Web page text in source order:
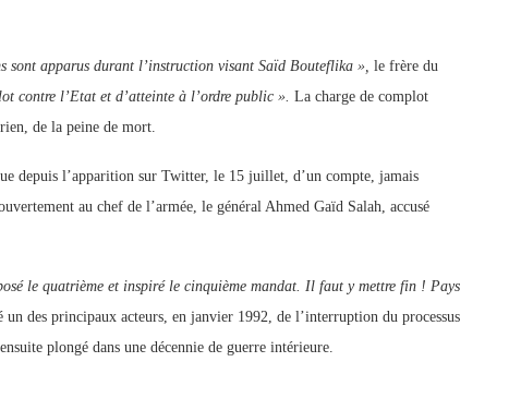
sont apparus durant l’instruction visant Saïd Bouteflika », le frère du
contre l’Etat et d’atteinte à l’ordre public ». La charge de complot
de la peine de mort.
depuis l’apparition sur Twitter, le 15 juillet, d’un compte, jamais
au chef de l’armée, le général Ahmed Gaïd Salah, accusé
le quatrième et inspiré le cinquième mandat. Il faut y mettre fin ! Pays
des principaux acteurs, en janvier 1992, de l’interruption du processus
plongé dans une décennie de guerre intérieure.